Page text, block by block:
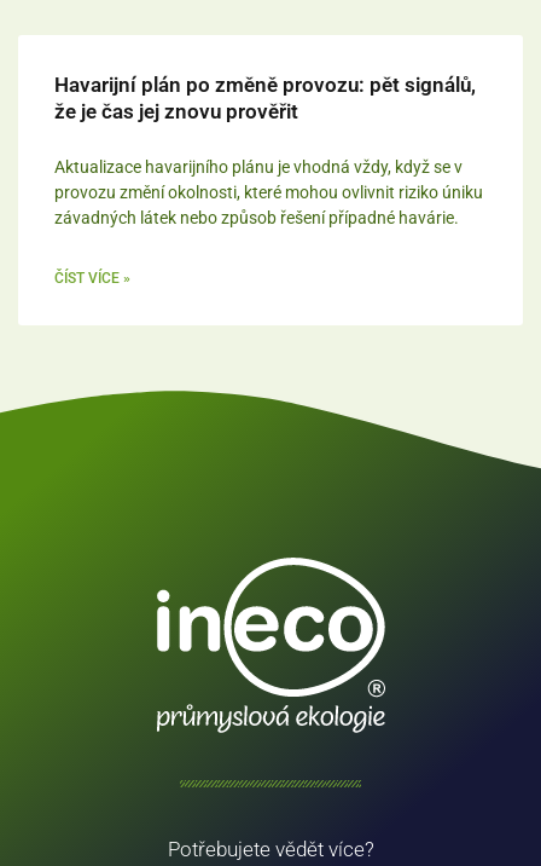
Havarijní plán po změně provozu: pět signálů,
že je čas jej znovu prověřit
Aktualizace havarijního plánu je vhodná vždy, když se v
provozu změní okolnosti, které mohou ovlivnit riziko úniku
závadných látek nebo způsob řešení případné havárie.
ČÍST VÍCE »
Potřebujete vědět více?